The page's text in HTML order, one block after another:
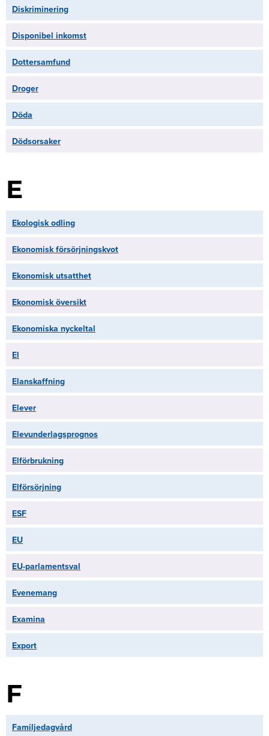
Diskriminering
Disponibel inkomst
Dottersamfund
Droger
Döda
Dödsorsaker
E
Ekologisk odling
Ekonomisk försörjningskvot
Ekonomisk utsatthet
Ekonomisk översikt
Ekonomiska nyckeltal
El
Elanskaffning
Elever
Elevunderlagsprognos
Elförbrukning
Elförsörjning
ESF
EU
EU-parlamentsval
Evenemang
Examina
Export
F
Familjedagvård